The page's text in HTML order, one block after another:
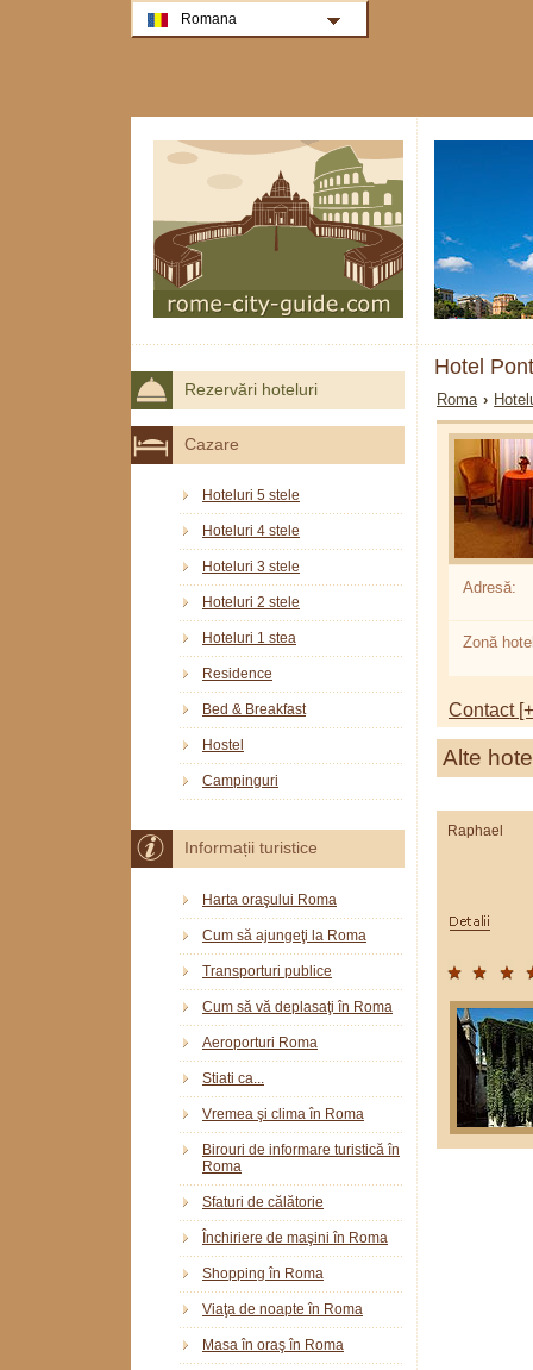
Hotel
Roma ›
Adresă:
Zonă
Contact
Alte
Raphael
Rezervări hoteluri
Cazare
Hoteluri 5 stele
Hoteluri 4 stele
Hoteluri 3 stele
Hoteluri 2 stele
Hoteluri 1 stea
Residence
Bed & Breakfast
Hostel
Campinguri
Informații turistice
Harta oraşului Roma
Cum să ajungeţi la Roma
Transporturi publice
Cum să vă deplasaţi în Roma
Aeroporturi Roma
Stiati ca...
Vremea şi clima în Roma
Birouri de informare turistică în
Roma
Sfaturi de călătorie
Închiriere de maşini în Roma
Shopping în Roma
Viaţa de noapte în Roma
Masa în oraş în Roma
Romana